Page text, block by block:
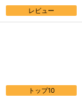
レビュー
トップ10